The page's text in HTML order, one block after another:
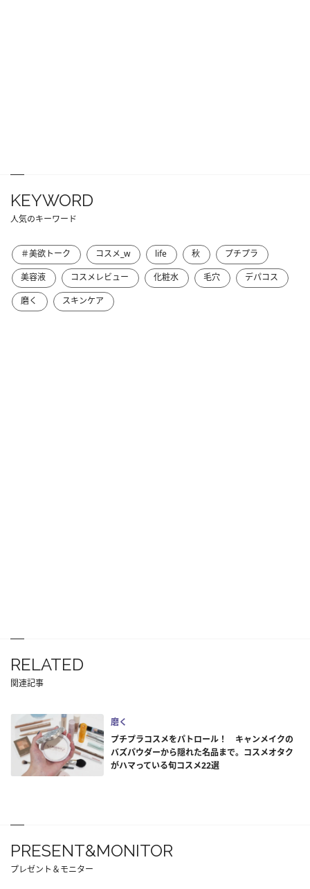
KEYWORD
人気のキーワード
＃美欲トーク コスメ_w life 秋
プチプラ
美容液
コスメレビュー 化粧水 毛穴
デパコス
磨く
スキンケア
RELATED
関連記事
磨く
プチプラコスメをパトロール！ キャンメイクの
バズパウダーから隠れた名品まで。コスメオタク
がハマっている旬コスメ22選
PRESENT&MONITOR
プレゼント＆モニター